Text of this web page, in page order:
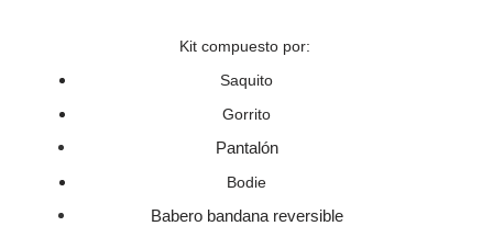
Kit compuesto por:
Saquito
Gorrito
Pantalón
Bodie
Babero bandana reversible